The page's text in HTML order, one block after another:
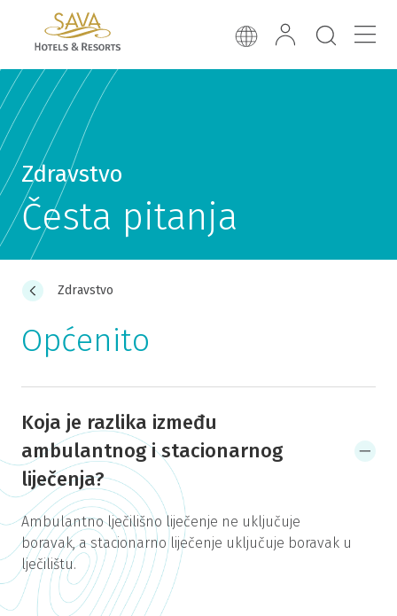
Zdravstvo
Česta pitanja
Zdravstvo
Općenito
Koja je razlika između
ambulantnog i stacionarnog
liječenja?
Ambulantno lječilišno liječenje ne uključuje
boravak, a stacionarno liječenje uključuje boravak u
lječilištu.